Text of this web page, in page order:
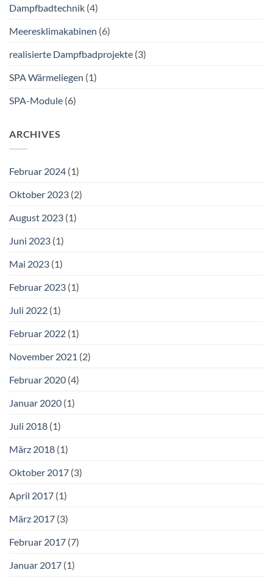
Dampfbadtechnik (4)
Meeresklimakabinen (6)
realisierte Dampfbadprojekte (3)
SPA Wärmeliegen (1)
SPA-Module (6)
ARCHIVES
Februar 2024 (1)
Oktober 2023 (2)
August 2023 (1)
Juni 2023 (1)
Mai 2023 (1)
Februar 2023 (1)
Juli 2022 (1)
Februar 2022 (1)
November 2021 (2)
Februar 2020 (4)
Januar 2020 (1)
Juli 2018 (1)
März 2018 (1)
Oktober 2017 (3)
April 2017 (1)
März 2017 (3)
Februar 2017 (7)
Januar 2017 (1)